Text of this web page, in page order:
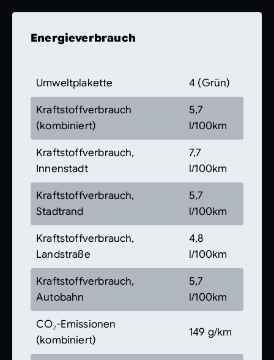
Energieverbrauch
Umweltplakette 4 (Grün)
Kraftstoffverbrauch
(kombiniert)
5,7
l/100km
Kraftstoffverbrauch,
Innenstadt
7,7
l/100km
Kraftstoffverbrauch,
Stadtrand
5,7
l/100km
Kraftstoffverbrauch,
Landstraße
4,8
l/100km
Kraftstoffverbrauch,
Autobahn
5,7
l/100km
CO₂-Emissionen
(kombiniert)
149 g/km